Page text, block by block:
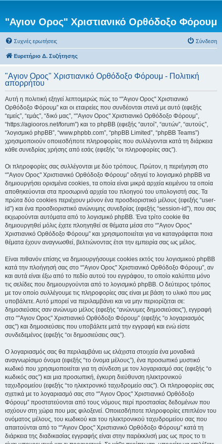
"Αγιον Ορος" Χριστιανικό Ορθόδοξο Φόρουμ
Συχνές ερωτήσεις Σύνδεση
Ευρετήριο Δ. Συζήτησης
"Αγιον Ορος" Χριστιανικό Ορθόδοξο Φόρουμ - Πολιτική
απορρήτου
Αυτή η πολιτική εξηγεί λεπτομερώς πώς το “"Αγιον Ορος" Χριστιανικό
Ορθόδοξο Φόρουμ” και οι εταιρείες που συνδέονται στενά με αυτό (εφεξής
“εμείς”, “εμάς”, “δικό μας”, “"Αγιον Ορος" Χριστιανικό Ορθόδοξο Φόρουμ”,
“https://agiooros.net/forum”) και το phpBB (εφεξής “αυτοί”, “αυτών”, “αυτούς”,
“λογισμικό phpBB”, “www.phpbb.com”, “phpBB Limited”, “phpBB Teams”)
χρησιμοποιούν οποιεσδήποτε πληροφορίες που συλλέγονται κατά τη διάρκεια
κάθε συνεδρίας χρήσης από εσάς (εφεξής “οι πληροφορίες σας”).
Οι πληροφορίες σας συλλέγονται με δύο τρόπους. Πρώτον, η περιήγηση στο
“"Αγιον Ορος" Χριστιανικό Ορθόδοξο Φόρουμ” οδηγεί το λογισμικό phpBB να
δημιουργήσει ορισμένα cookies, τα οποία είναι μικρά αρχεία κειμένου τα οποία
αποθηκεύονται στα προσωρινά αρχεία του πλοηγού του υπολογιστή σας. Τα
πρώτα δύο cookies περιέχουν μόνον ένα προσδιοριστικό μέλους (εφεξής “user-
id”) και ένα προσδιοριστικό ανώνυμης συνεδρίας (εφεξής “session-id”), που σας
εκχωρούνται αυτόματα από το λογισμικό phpBB. Ένα τρίτο cookie θα
δημιουργηθεί μόλις έχετε πλοηγηθεί σε θέματα μέσα στο “"Αγιον Ορος"
Χριστιανικό Ορθόδοξο Φόρουμ” και χρησιμοποιείται για να καταγράφεται ποια
θέματα έχουν αναγνωσθεί, βελτιώνοντας έτσι την εμπειρία σας ως μέλος.
Είναι πιθανόν επίσης να δημιουργήσουμε cookies εκτός του λογισμικού phpBB
κατά την πλοήγησή σας στο “"Αγιον Ορος" Χριστιανικό Ορθόδοξο Φόρουμ”, αν
και αυτά είναι έξω από το πεδίο αυτού του εγγράφου, το οποίο καλύπτει μόνο
τις σελίδες που δημιουργούνται από το λογισμικό phpBB. Ο δεύτερος τρόπος
με τον οποίο συλλέγουμε τις πληροφορίες σας είναι με βάση το υλικό που μας
υποβάλετε. Αυτό μπορεί να περιλαμβάνει και να μην περιορίζεται σε:
δημοσιεύσεις σαν ανώνυμο μέλος (εφεξής “ανώνυμες δημοσιεύσεις”), εγγραφή
στο “"Αγιον Ορος" Χριστιανικό Ορθόδοξο Φόρουμ” (εφεξής “ο λογαριασμός
σας”) και δημοσιεύσεις που υποβάλετε μετά την εγγραφή και ενώ είστε
συνδεδεμένος (εφεξής “οι δημοσιεύσεις σας”).
Ο λογαριασμός σας θα περιλαμβάνει ως ελάχιστα στοιχεία ένα μοναδικά
αναγνωρίσιμο όνομα (εφεξής “το όνομα μέλους”), ένα προσωπικό μυστικό
κωδικό που χρησιμοποιείται για τη σύνδεση με τον λογαριασμό σας (εφεξής “ο
κωδικός σας”) και μια προσωπική, έγκυρη διεύθυνση ηλεκτρονικού
ταχυδρομείου (εφεξής “το ηλεκτρονικό ταχυδρομείο σας”). Οι πληροφορίες σας
σχετικά με το λογαριασμό σας στο “"Αγιον Ορος" Χριστιανικό Ορθόδοξο
Φόρουμ” προστατεύονται από τους νόμους περί προστασίας δεδομένων που
ισχύουν στη χώρα που μας φιλοξενεί. Οποιεσδήποτε πληροφορίες επιπλέον του
ονόματος μέλους, του κωδικού και του ηλεκτρονικού ταχυδρομείου σας που
απαιτούνται από το “"Αγιον Ορος" Χριστιανικό Ορθόδοξο Φόρουμ” κατά τη
διάρκεια της διαδικασίας εγγραφής είναι στην παρέκκλισή μας ως προς το τι